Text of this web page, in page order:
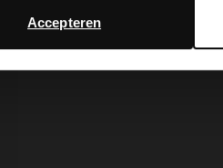
Accepteren